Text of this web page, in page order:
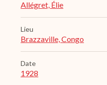
Allégret, Élie
Lieu
Brazzaville, Congo
Date
1928